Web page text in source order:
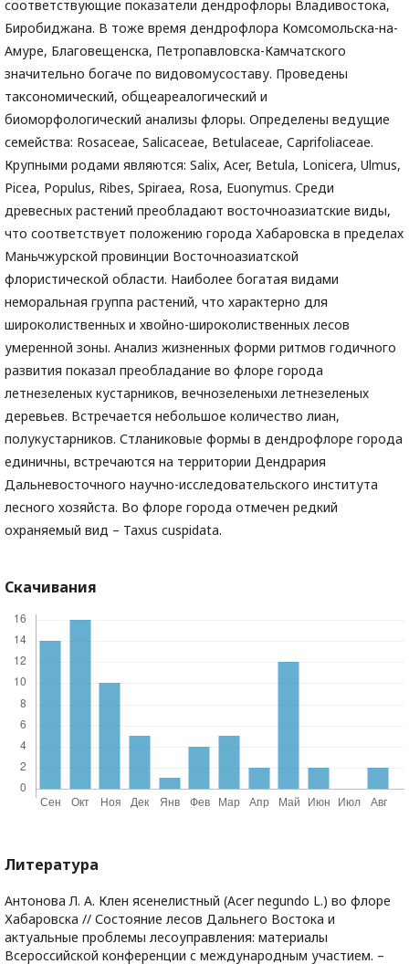
соответствующие показатели дендрофлоры Владивостока,
Биробиджана. В тоже время дендрофлора Комсомольска-на-
Амуре, Благовещенска, Петропавловска-Камчатского
значительно богаче по видовомусоставу. Проведены
таксономический, общеареалогический и
биоморфологический анализы флоры. Определены ведущие
семейства: Rosaceae, Salicaceae, Betulaceae, Caprifoliaceae.
Крупными родами являются: Salix, Acer, Betula, Lonicera, Ulmus,
Picea, Populus, Ribes, Spiraea, Rosa, Euonymus. Среди
древесных растений преобладают восточноазиатские виды,
что соответствует положению города Хабаровска в пределах
Маньчжурской провинции Восточноазиатской
флористической области. Наиболее богатая видами
неморальная группа растений, что характерно для
широколиственных и хвойно-широколиственных лесов
умеренной зоны. Анализ жизненных форми ритмов годичного
развития показал преобладание во флоре города
летнезеленых кустарников, вечнозеленыхи летнезеленых
деревьев. Встречается небольшое количество лиан,
полукустарников. Стланиковые формы в дендрофлоре города
единичны, встречаются на территории Дендрария
Дальневосточного научно-исследовательского института
лесного хозяйста. Во флоре города отмечен редкий
охраняемый вид – Taxus cuspidata.
Скачивания
Литература
Антонова Л. А. Клен ясенелистный (Acer negundo L.) во флоре
Хабаровска // Состояние лесов Дальнего Востока и
актуальные проблемы лесоуправления: материалы
Всероссийской конференции с международным участием. –